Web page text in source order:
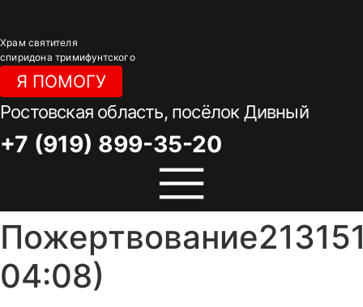
содержимому
Храм святителя
спиридона тримифунтского
Я ПОМОГУ
Ростовская область, посёлок Дивный
+7 (919) 899-35-20
04:08)